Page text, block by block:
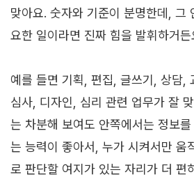
맞아요. 숫자와 기준이 분명한데, 그
요한 일이라면 진짜 힘을 발휘하거든
예를 들면 기획, 편집, 글쓰기, 상담,
심사, 디자인, 심리 관련 업무가 잘
는 차분해 보여도 안쪽에서는 정보
는 능력이 좋아서, 누가 시켜서만 움
로 판단할 여지가 있는 자리가 더 편